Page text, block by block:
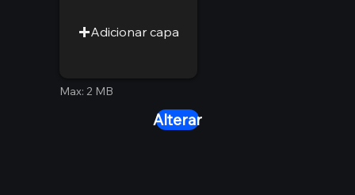
Adicionar capa
Max: 2 MB
Alterar